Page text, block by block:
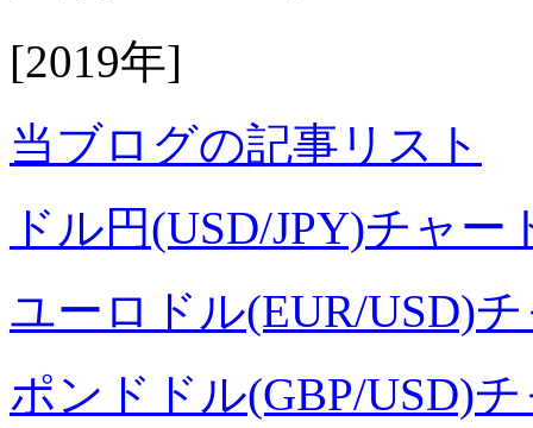
[2019年]
当ブログの記事リスト
ドル円(USD/JPY)チャー
ユーロドル(EUR/USD)
ポンドドル(GBP/USD)